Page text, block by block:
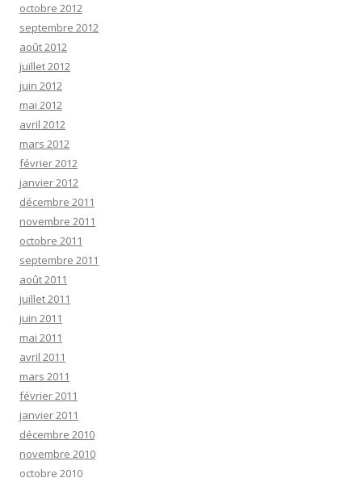
octobre 2012
septembre 2012
août 2012
juillet 2012
juin 2012
mai 2012
avril 2012
mars 2012
février 2012
janvier 2012
décembre 2011
novembre 2011
octobre 2011
septembre 2011
août 2011
juillet 2011
juin 2011
mai 2011
avril 2011
mars 2011
février 2011
janvier 2011
décembre 2010
novembre 2010
octobre 2010